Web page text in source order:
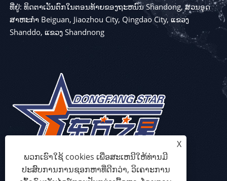
ທີ່ຢູ່: ທິດຕາເວັນຕົກໃນຕອນທ້າຍຂອງຖະຫນົນ Shandong, ສວນອຸດ
ສາຫະກໍາ Beiguan, Jiaozhou City, Qingdao City, ແຂວງ
Shanddo, ແຂວງ Shandnong
X
ພວກເຮົາໃຊ້ cookies ເພື່ອສະເຫນີໃຫ້ທ່ານມີ
ປະສົບການການຊອກຫາທີ່ດີກວ່າ, ວິເຄາະການ